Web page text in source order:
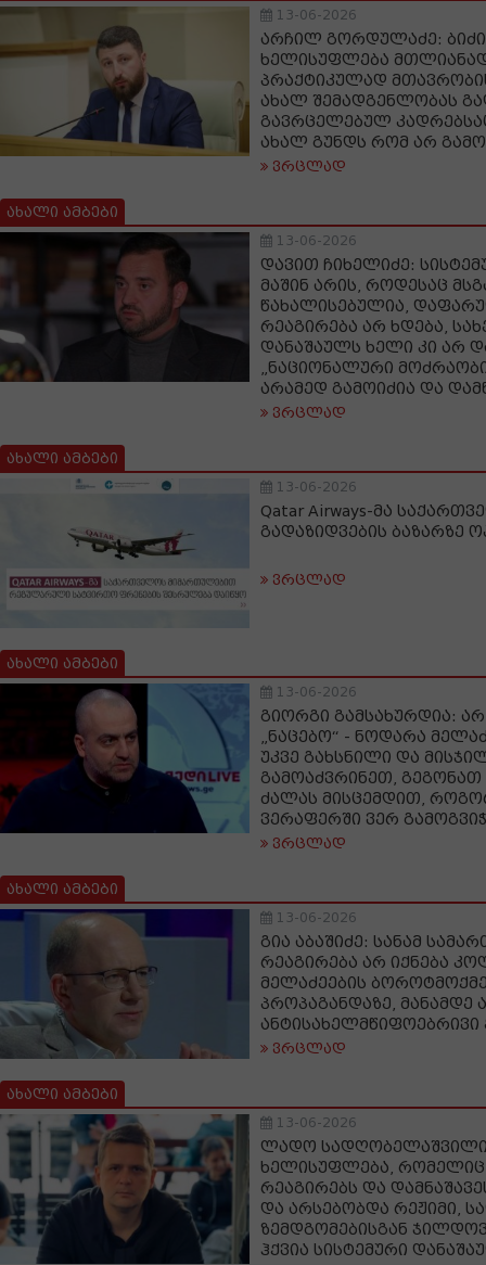
13-06-2026
არჩილ გორდულაძე:
ხელისუფლება მთლიანად
პრაქტიკულად
ახალ შემადგენლობას
გავრცელებულ
ახალ გუნდს რომ არ
ვრცლად
ახალი ამბები
13-06-2026
დავით ჩიხელიძე:
მაშინ არის, როდესაც
წახალისებულია,
რეაგირება არ ხდება,
დანაშაულს ხელი კი არ
„ნაციონალური
არამედ გამოიძია და
ვრცლად
ახალი ამბები
13-06-2026
Qatar Airways-მა
გადაზიდვების ბაზარზე
ვრცლად
ახალი ამბები
13-06-2026
გიორგი გამსახურდია:
„ნაცებო“ - ნოდარა
უკვე გახსნილი და
გამოაძვრინეთ,
ძალას მისცემდით,
ვერაფერში ვერ
ვრცლად
ახალი ამბები
13-06-2026
გია აბაშიძე: სანამ
რეაგირება არ იქნება
მელაძეების
პროპაგანდაზე, მანამდე
ანტისახელმწიფოებრივი
ვრცლად
ახალი ამბები
13-06-2026
ლადო
ხელისუფლება, რომელიც
რეაგირებს და
და არსებობდა რეჟიმი,
ზემდგომებისგან
ჰქვია სისტემური